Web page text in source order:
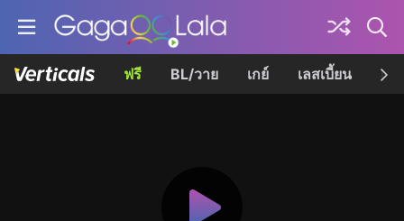
ฟรี BL/วาย เกย์ เลสเบี้ยน เค